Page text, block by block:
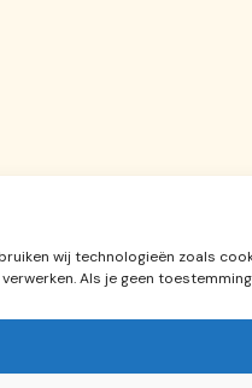
wij technologieën zoals
Als je geen